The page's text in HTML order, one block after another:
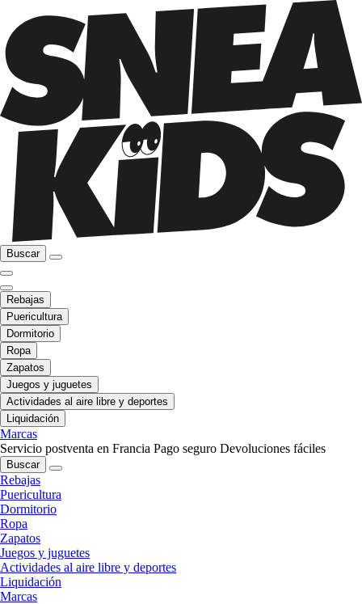
Buscar
Rebajas
Puericultura
Dormitorio
Ropa
Zapatos
Juegos y juguetes
Actividades al aire libre y deportes
Liquidación
Marcas
Servicio postventa en Francia Pago seguro Devoluciones fáciles
Buscar
Rebajas
Puericultura
Dormitorio
Ropa
Zapatos
Juegos y juguetes
Actividades al aire libre y deportes
Liquidación
Marcas